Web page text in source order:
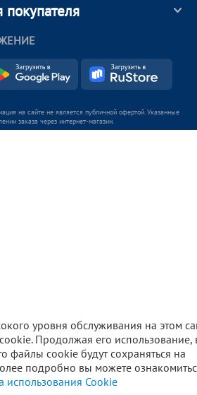
В
на сайте не является публичной офертой. Указанные
заказа через интернет-магазин.
уровня обслуживания на этом
Продолжая его использование,
файлы cookie будут сохраняться на
подробно вы можете
использования Cookie